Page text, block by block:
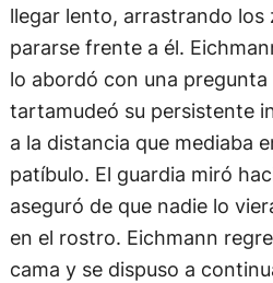
llegar lento, arrastrando
pararse frente a él.
lo abordó con una pregunta
tartamudeó su persistente
a la distancia que mediaba
patíbulo. El guardia miró
aseguró de que nadie lo
en el rostro. Eichmann
cama y se dispuso a